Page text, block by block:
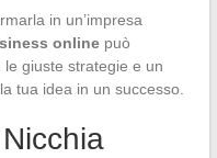
in un’impresa
onlinepuò
giuste strategie e un
tua idea in un successo.